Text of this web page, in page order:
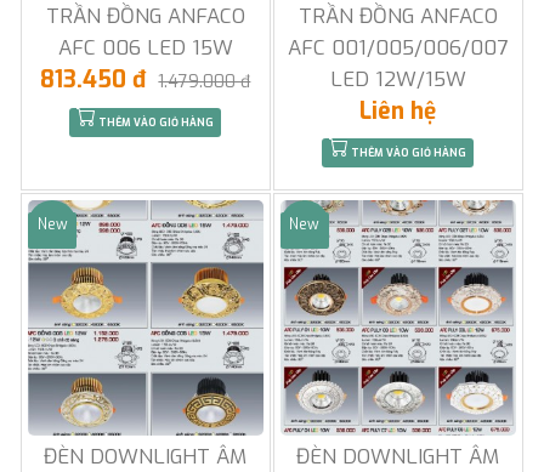
TRẦN ĐỒNG ANFACO
AFC 006 LED 15W
813.450 đ 1.479.000 đ
THÊM VÀO GIỎ HÀNG
TRẦN ĐỒNG ANFACO
AFC 001/005/006/007
LED 12W/15W
Liên hệ
THÊM VÀO GIỎ HÀNG
Sale
New
ĐÈN DOWNLIGHT ÂM
Sale
New
ĐÈN DOWNLIGHT ÂM